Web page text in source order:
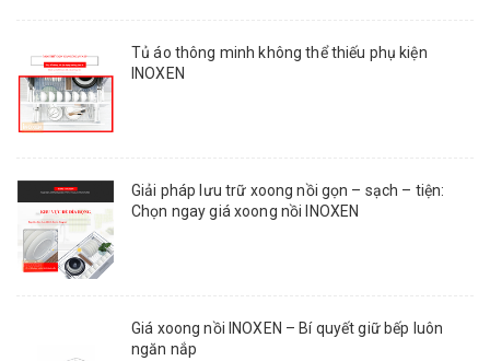
Tủ áo thông minh không thể thiếu phụ kiện
INOXEN
Giải pháp lưu trữ xoong nồi gọn – sạch – tiện:
Chọn ngay giá xoong nồi INOXEN
Giá xoong nồi INOXEN – Bí quyết giữ bếp luôn
ngăn nắp